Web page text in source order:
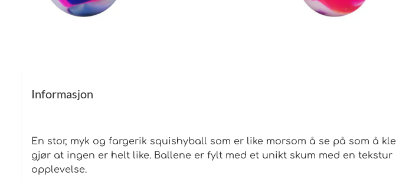
Informasjon
En stor, myk og fargerik squishyball som er like morsom å se på som å
gjør at ingen er helt like. Ballene er fylt med et unikt skum med en
opplevelse.